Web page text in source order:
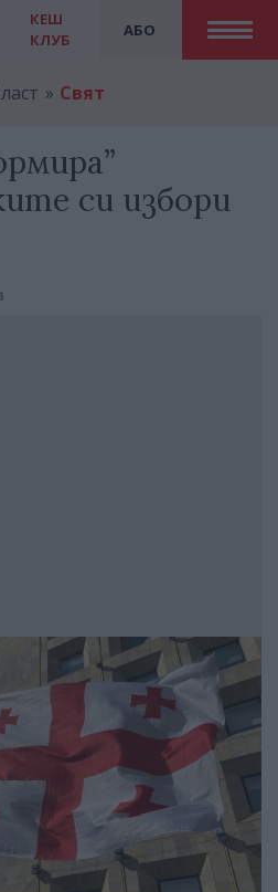
АБО
КЕШ
КЛУБ
Свят
си избори